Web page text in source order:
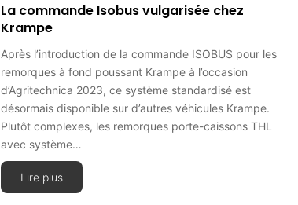
La commande Isobus vulgarisée chez
Krampe
Après l’introduction de la commande ISOBUS pour les
remorques à fond poussant Krampe à l’occasion
d’Agritechnica 2023, ce système standardisé est
désormais disponible sur d’autres véhicules Krampe.
Plutôt complexes, les remorques porte-caissons THL
avec système…
Lire plus